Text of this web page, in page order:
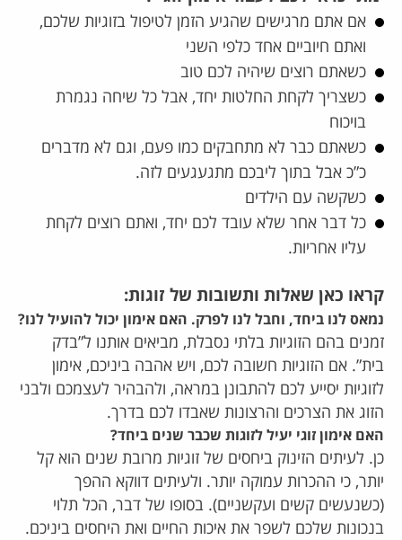
אם אתם מרגישים שהגיע הזמן לטיפול בזוגיות שלכם,
ואתם חיוביים אחד כלפי השני
כשאתם רוצים שיהיה לכם טוב
כשצריך לקחת החלטות יחד, אבל כל שיחה נגמרת
בויכוח
כשאתם כבר לא מתחבקים כמו פעם, וגם לא מדברים
כ”כ אבל בתוך ליבכם מתגעגעים לזה.
כשקשה עם הילדים
כל דבר אחר שלא עובד לכם יחד, ואתם רוצים לקחת
עליו אחריות.
קראו כאן שאלות ותשובות של זוגות:
נמאס לנו ביחד, וחבל לנו לפרק. האם אימון יכול להועיל לנו?
זמנים בהם הזוגיות בלתי נסבלת, מביאים אותנו ל”בדק
בית”. אם הזוגיות חשובה לכם, ויש אהבה ביניכם, אימון
לזוגיות יסייע לכם להתבונן במראה, ולהבהיר לעצמכם ולבני
הזוג את הצרכים והרצונות שאבדו לכם בדרך.
האם אימון זוגי יעיל לזוגות שכבר שנים ביחד?
כן. לעיתים הזינוק ביחסים של זוגיות מרובת שנים הוא קל
יותר, כי ההכרות עמוקה יותר. ולעיתים דווקא ההפך
(כשנעשים קשים ועקשניים). בסופו של דבר, הכל תלוי
בנכונות שלכם לשפר את איכות החיים ואת היחסים ביניכם.